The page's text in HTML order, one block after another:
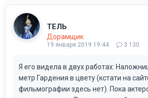
ТЕЛЬ
Дорамщик
19 января 2019 19:44 3 130
Я его видела в двух работах:
метр Гардения в цвету (кстати на
фильмографии здесь нет). Пока